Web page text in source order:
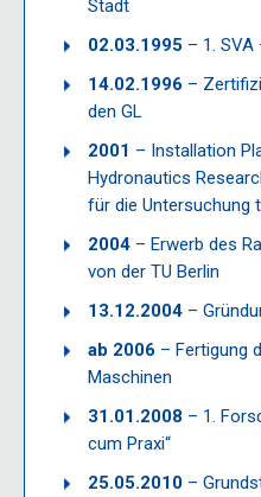
Stadt
02.03.1995 – 1. SVA
14.02.1996 –
den GL
2001 – Installation
Hydronautics
für die Untersuchung
2004 – Erwerb des
von der TU Berlin
13.12.2004 –
ab 2006 – Fertigung
Maschinen
31.01.2008 – 1.
cum Praxi“
25.05.2010 –